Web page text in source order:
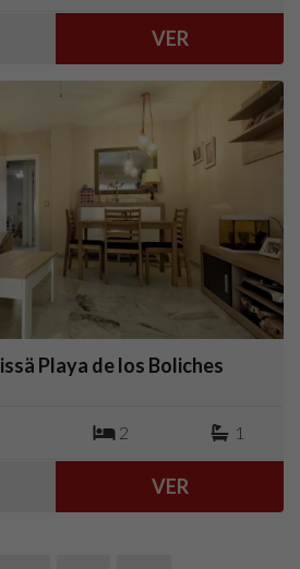
VER
Playa de los Boliches
2 1
VER